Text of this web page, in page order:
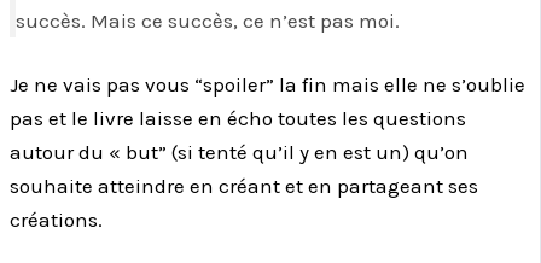
succès. Mais ce succès, ce n’est pas moi.
Je ne vais pas vous “spoiler” la fin mais elle ne s’oublie
pas et le livre laisse en écho toutes les questions
autour du « but” (si tenté qu’il y en est un) qu’on
souhaite atteindre en créant et en partageant ses
créations.